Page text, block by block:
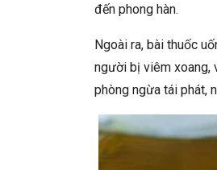
đến phong hàn.
Ngoài ra, bài thuốc
người bị viêm xoang,
phòng ngừa tái phát,